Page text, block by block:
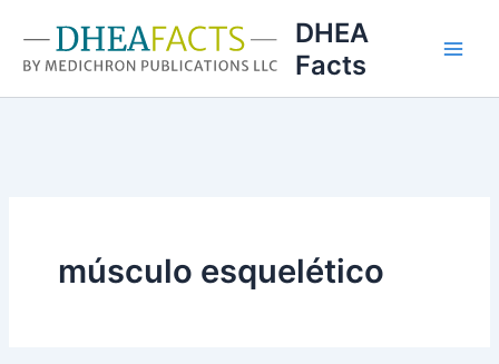
contenido
DHEA
Facts
músculo esquelético